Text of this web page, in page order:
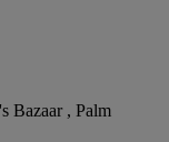
Bazaar , Palm